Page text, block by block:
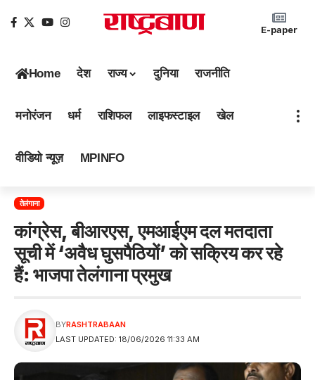
E-paper
Home देश राज्य दुनिया राजनीति
मनोरंजन धर्म राशिफल लाइफस्टाइल खेल
वीडियो न्यूज़ MPINFO
तेलंगाना
कांग्रेस, बीआरएस, एमआईएम दल मतदाता
सूची में ‘अवैध घुसपैठियों’ को सक्रिय कर रहे
हैं: भाजपा तेलंगाना प्रमुख
LAST UPDATED: 18/06/2026 11:33 AM
BYRASHTRABAAN